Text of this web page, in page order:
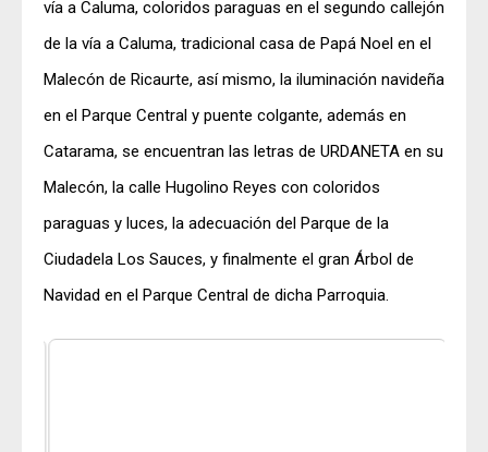
vía a Caluma, coloridos paraguas en el segundo callejón
de la vía a Caluma, tradicional casa de Papá Noel en el
Malecón de Ricaurte, así mismo, la iluminación navideña
en el Parque Central y puente colgante, además en
Catarama, se encuentran las letras de URDANETA en su
Malecón, la calle Hugolino Reyes con coloridos
paraguas y luces, la adecuación del Parque de la
Ciudadela Los Sauces, y finalmente el gran Árbol de
Navidad en el Parque Central de dicha Parroquia.